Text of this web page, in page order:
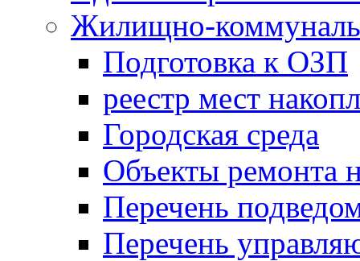
Жилищно-
Подготовка к ОЗП
реестр мест
Городская среда
Объекты ремонта
Перечень
Перечень